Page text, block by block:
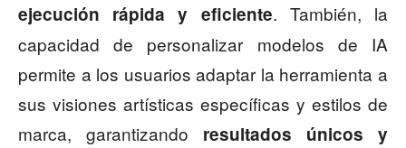
ejecución rápida y eficiente. También, la
capacidad de personalizar modelos de IA
permite a los usuarios adaptar la herramienta a
sus visiones artísticas específicas y estilos de
marca, garantizando resultados únicos y